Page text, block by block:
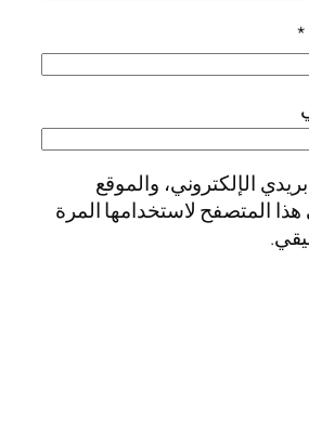
*
الإلكتروني، والموقع
المتصفح لاستخدامها المرة